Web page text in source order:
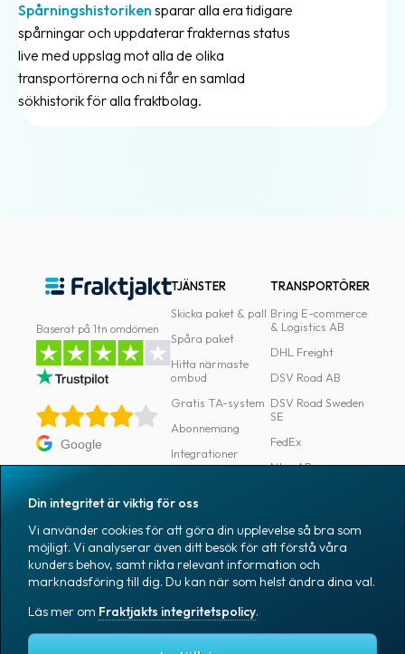
gods
(LQ)
Beräkna
fraktpriset
Tulldeklarationer
Varuförsäkringar
Mallar
Register
Automatiskt
Paketmallar
&
Spårningshistoriken sparar alla era tidigare
spårningar och uppdaterar frakternas status
live med uppslag mot alla de olika
transportörerna och ni får en samlad
sökhistorik för alla fraktbolag.
Baserat på 1tn omdömen
Google
TJÄNSTER
Skicka paket & pall
Spåra paket
Hitta närmaste
ombud
Gratis TA-system
Abonnemang
Integrationer
TRANSPORTÖRER
Bring E-commerce
& Logistics AB
DHL Freight
DSV Road AB
DSV Road Sweden
SE
FedEx
Ntex AB
UPS
VAROR
Samtliga varor
Märkning
Emballage
FÖRETAG
Om Fraktjakt
Pressrum
Medarbetare
Logga in
Skapa konto
Din integritet är viktig för oss
Vi använder cookies för att göra din upplevelse så bra som
möjligt. Vi analyserar även ditt besök för att förstå våra
kunders behov, samt rikta relevant information och
marknadsföring till dig. Du kan när som helst ändra dina val.
Läs mer om Fraktjakts integritetspolicy.